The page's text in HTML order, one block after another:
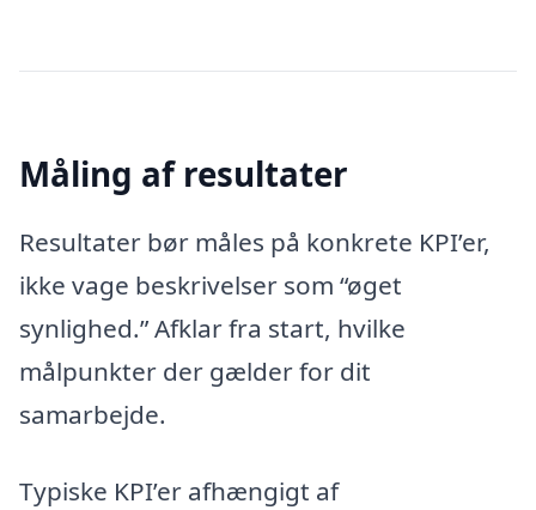
Måling af resultater
Resultater bør måles på konkrete KPI’er,
ikke vage beskrivelser som “øget
synlighed.” Afklar fra start, hvilke
målpunkter der gælder for dit
samarbejde.
Typiske KPI’er afhængigt af